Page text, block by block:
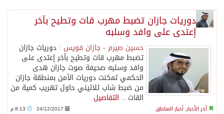
السديس: اتفاقية مكة تجسد مكانة المملكة الدينية وريادتها الحضارية والعالمية
دوريات جازان تضبط مهرب قات وتطيح بآخر
إعتدى على وافد وسلبه
حسين صيرم - جازان فويس : دوريات جازان
تضبط مهرب قات وتطيح بآخر إعتدى على
وافد وسلبه صحيفة صوت جازان هدى
الحكمي تمكنت دوريات الأمن بمنطقة جازان
من ضبط شاب ثلاثيني حاول تهريب كمية من
القات .. التفاصيل
آخر الأخبار, أخبار المناطق 24/12/2017